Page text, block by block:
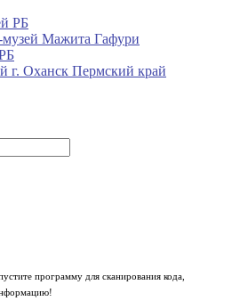
РБ
Мажита Гафури
г. Оханск Пермский край
программу для сканирования кода,